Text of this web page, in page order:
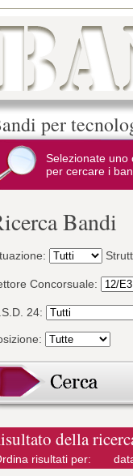
per
Selezionate uno
per cercare i
Bandi
Concorsuale:
24:
della
risultati per: